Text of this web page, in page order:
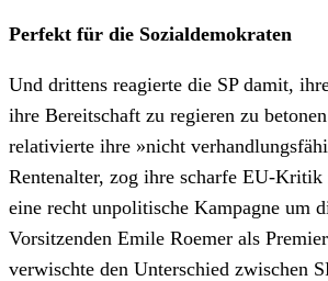
Perfekt für die Sozialdemokraten
Und drittens reagierte die SP damit,
ihre Bereitschaft zu regieren zu
relativierte ihre »nicht
Rentenalter, zog ihre scharfe EU-Kritik
eine recht unpolitische Kampagne um
Vorsitzenden Emile Roemer als
verwischte den Unterschied zwischen